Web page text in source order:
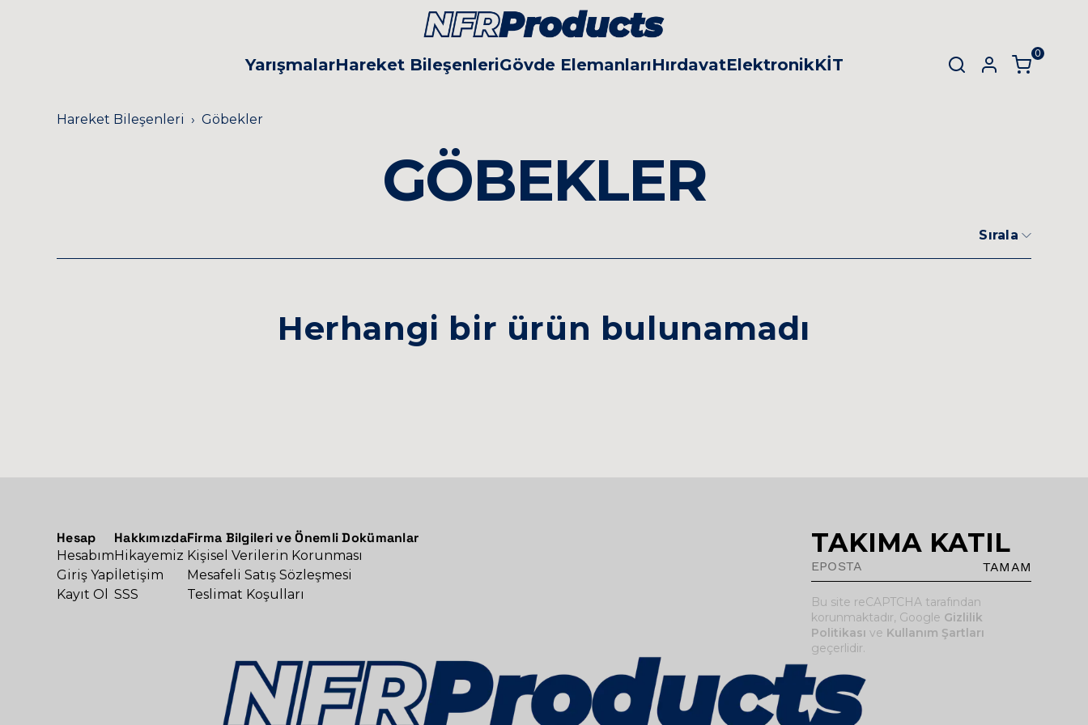
YarışmalarHareket BileşenleriGövde ElemanlarıHırdavatElektronikKİT
0
Hareket Bileşenleri Göbekler
GÖBEKLER
Sırala
Herhangi bir ürün bulunamadı
Hesap
Hesabım
Giriş Yap
Kayıt Ol
Hakkımızda
Hikayemiz
İletişim
SSS
Firma Bilgileri ve Önemli Dokümanlar
Kişisel Verilerin Korunması
Mesafeli Satış Sözleşmesi
Teslimat Koşulları
TAKIMA KATIL
TAMAM
Bu site reCAPTCHA tarafından
korunmaktadır, Google Gizlilik
Politikası ve Kullanım Şartları
geçerlidir.